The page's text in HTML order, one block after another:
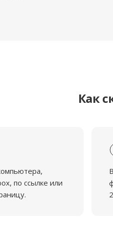
Как
по ссылке или